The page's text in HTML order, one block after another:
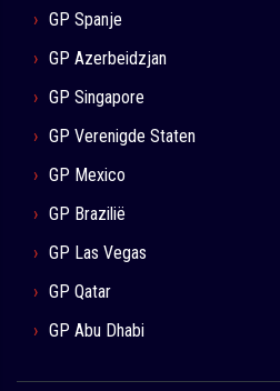
GP Spanje
GP Azerbeidzjan
GP Singapore
GP Verenigde Staten
GP Mexico
GP Brazilië
GP Las Vegas
GP Qatar
GP Abu Dhabi